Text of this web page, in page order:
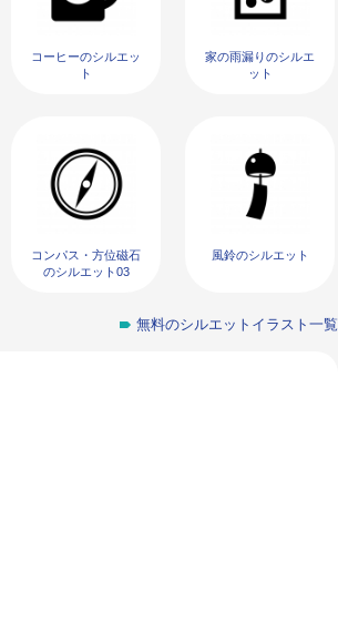
コーヒーのシルエッ
ト
家の雨漏りのシルエ
ット
コンパス・方位磁石
のシルエット03
風鈴のシルエット
無料のシルエットイラスト一覧